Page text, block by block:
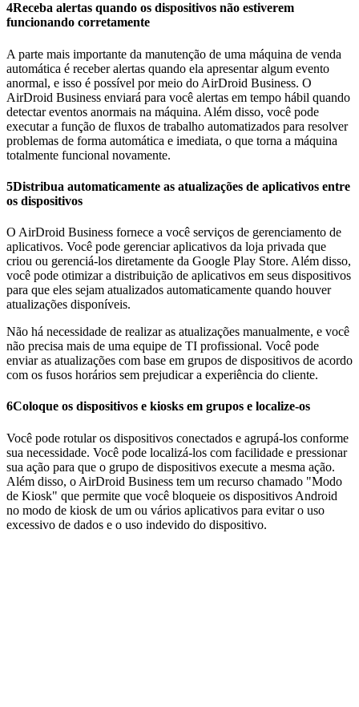
4Receba alertas quando os dispositivos não estiverem
funcionando corretamente
A parte mais importante da manutenção de uma máquina de venda
automática é receber alertas quando ela apresentar algum evento
anormal, e isso é possível por meio do AirDroid Business. O
AirDroid Business enviará para você alertas em tempo hábil quando
detectar eventos anormais na máquina. Além disso, você pode
executar a função de fluxos de trabalho automatizados para resolver
problemas de forma automática e imediata, o que torna a máquina
totalmente funcional novamente.
5Distribua automaticamente as atualizações de aplicativos entre
os dispositivos
O AirDroid Business fornece a você serviços de gerenciamento de
aplicativos. Você pode gerenciar aplicativos da loja privada que
criou ou gerenciá-los diretamente da Google Play Store. Além disso,
você pode otimizar a distribuição de aplicativos em seus dispositivos
para que eles sejam atualizados automaticamente quando houver
atualizações disponíveis.
Não há necessidade de realizar as atualizações manualmente, e você
não precisa mais de uma equipe de TI profissional. Você pode
enviar as atualizações com base em grupos de dispositivos de acordo
com os fusos horários sem prejudicar a experiência do cliente.
6Coloque os dispositivos e kiosks em grupos e localize-os
Você pode rotular os dispositivos conectados e agrupá-los conforme
sua necessidade. Você pode localizá-los com facilidade e pressionar
sua ação para que o grupo de dispositivos execute a mesma ação.
Além disso, o AirDroid Business tem um recurso chamado "Modo
de Kiosk" que permite que você bloqueie os dispositivos Android
no modo de kiosk de um ou vários aplicativos para evitar o uso
excessivo de dados e o uso indevido do dispositivo.